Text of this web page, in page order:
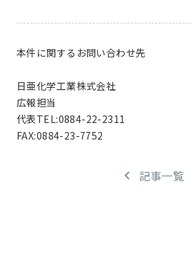
本件に関するお問い合わせ先
日亜化学工業株式会社
広報担当
代表TEL:0884-22-2311
FAX:0884-23-7752
記事一覧